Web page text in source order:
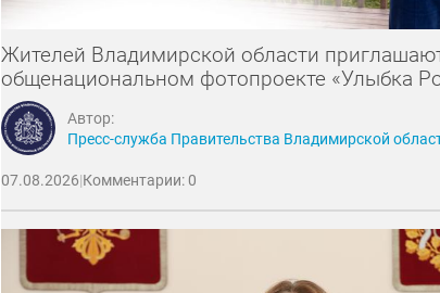
Жителей Владимирской области
общенациональном фотопроекте «Улыбка
Автор:
Пресс-служба Правительства Владимирской
07.08.2026|Комментарии: 0